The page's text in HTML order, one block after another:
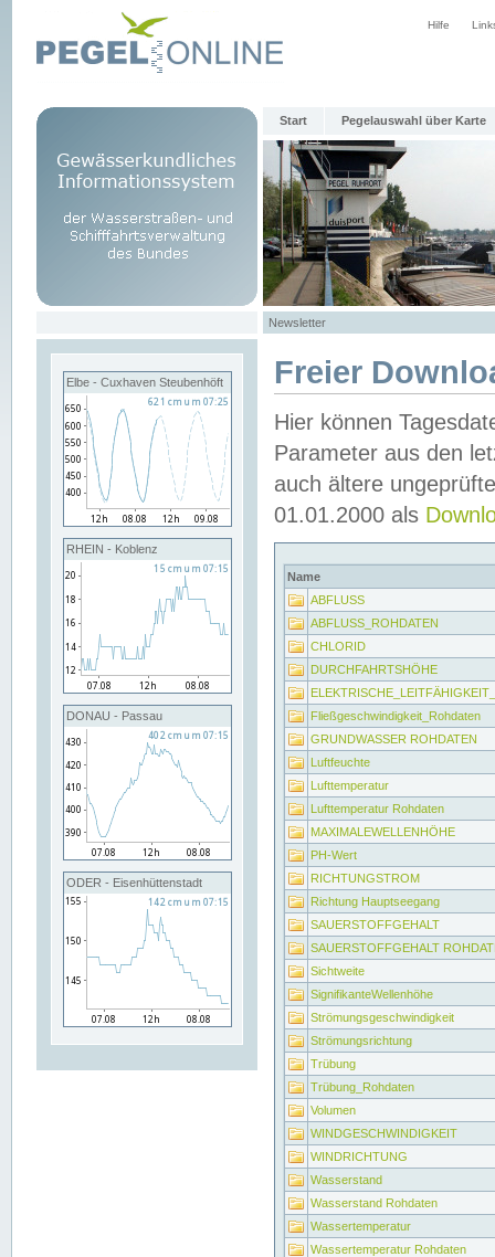
Hilfe
Start Pegelauswahl über Karte
Newsletter
Elbe - Cuxhaven Steubenhöft
RHEIN - Koblenz
DONAU - Passau
ODER - Eisenhüttenstadt
Freier
Hier können
Parameter aus den
auch ältere
01.01.2000 als
Name
ABFLUSS
ABFLUSS_ROHDATEN
CHLORID
DURCHFAHRTSHÖHE
Fließgeschwindigkeit_Rohdaten
GRUNDWASSER ROHDATEN
Luftfeuchte
Lufttemperatur
Lufttemperatur Rohdaten
MAXIMALEWELLENHÖHE
PH-Wert
RICHTUNGSTROM
Richtung Hauptseegang
SAUERSTOFFGEHALT
SAUERSTOFFGEHALT
Sichtweite
SignifikanteWellenhöhe
Strömungsgeschwindigkeit
Strömungsrichtung
Trübung
Trübung_Rohdaten
Volumen
WINDGESCHWINDIGKEIT
WINDRICHTUNG
Wasserstand
Wasserstand Rohdaten
Wassertemperatur
Wassertemperatur Rohdaten